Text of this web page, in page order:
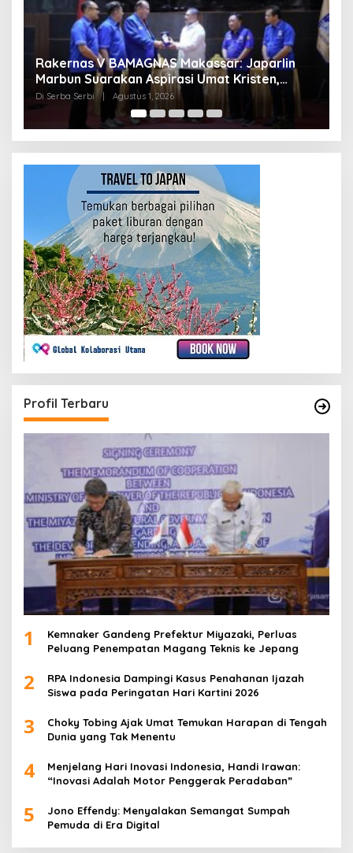
Momentum Kesatuan Doa Nasional 2026
Bakal Digelar di HUT RI Ke-81, Seluruh Aras
Gereja Bersatu Doakan Indonesia
Di Serba Serbi Juli 21, 2026
Profil Terbaru
1
Kemnaker Gandeng Prefektur Miyazaki, Perluas
Peluang Penempatan Magang Teknis ke Jepang
2
RPA Indonesia Dampingi Kasus Penahanan Ijazah
Siswa pada Peringatan Hari Kartini 2026
3
Choky Tobing Ajak Umat Temukan Harapan di Tengah
Dunia yang Tak Menentu
4
Menjelang Hari Inovasi Indonesia, Handi Irawan:
“Inovasi Adalah Motor Penggerak Peradaban”
5
Jono Effendy: Menyalakan Semangat Sumpah
Pemuda di Era Digital